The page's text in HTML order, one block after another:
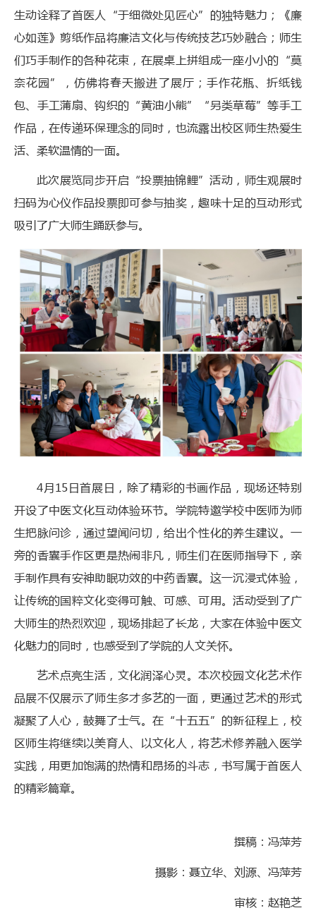
生动诠释了首医人“于细微处见匠心”的独特魅力；《廉
心如莲》剪纸作品将廉洁文化与传统技艺巧妙融合；师生
们巧手制作的各种花束，在展桌上拼组成一座小小的“莫
奈花园”，仿佛将春天搬进了展厅；手作花瓶、折纸钱
包、手工蒲扇、钩织的“黄油小熊”“另类草莓”等手工
作品，在传递环保理念的同时，也流露出校区师生热爱生
活、柔软温情的一面。
此次展览同步开启“投票抽锦鲤”活动，师生观展时
扫码为心仪作品投票即可参与抽奖，趣味十足的互动形式
吸引了广大师生踊跃参与。
4月15日首展日，除了精彩的书画作品，现场还特别
开设了中医文化互动体验环节。学院特邀学校中医师为师
生把脉问诊，通过望闻问切，给出个性化的养生建议。一
旁的香囊手作区更是热闹非凡，师生们在医师指导下，亲
手制作具有安神助眠功效的中药香囊。这一沉浸式体验，
让传统的国粹文化变得可触、可感、可用。活动受到了广
大师生的热烈欢迎，现场排起了长龙，大家在体验中医文
化魅力的同时，也感受到了学院的人文关怀。
艺术点亮生活，文化润泽心灵。本次校园文化艺术作
品展不仅展示了师生多才多艺的一面，更通过艺术的形式
凝聚了人心，鼓舞了士气。在“十五五”的新征程上，校
区师生将继续以美育人、以文化人，将艺术修养融入医学
实践，用更加饱满的热情和昂扬的斗志，书写属于首医人
的精彩篇章。
撰稿：冯萍芳
摄影：聂立华、刘源、冯萍芳
审核：赵艳芝